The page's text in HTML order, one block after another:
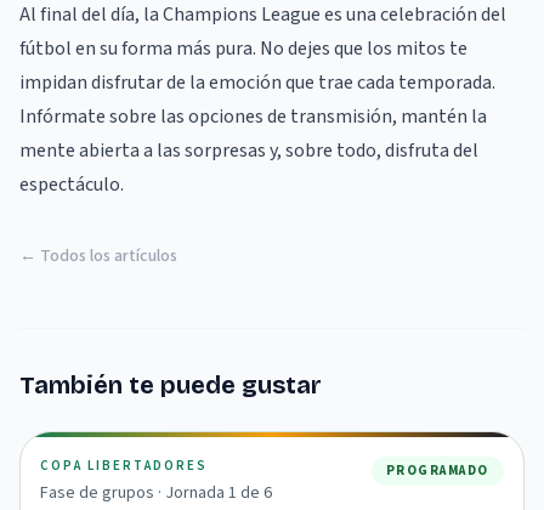
Al final del día, la Champions League es una celebración del
fútbol en su forma más pura. No dejes que los mitos te
impidan disfrutar de la emoción que trae cada temporada.
Infórmate sobre las opciones de transmisión, mantén la
mente abierta a las sorpresas y, sobre todo, disfruta del
espectáculo.
← Todos los artículos
También te puede gustar
COPA LIBERTADORES
Fase de grupos · Jornada 1 de 6
PROGRAMADO